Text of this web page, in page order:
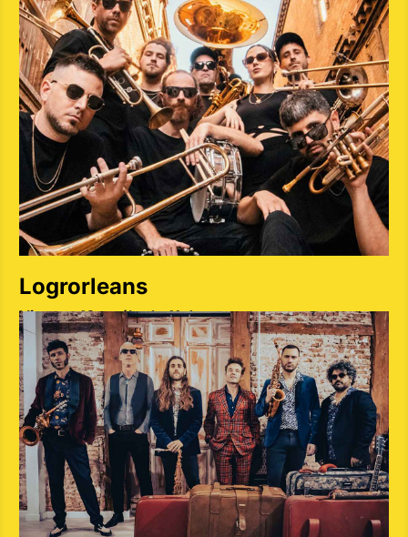
Logrorleans
Viernes 10 y sábado 11 de mayo